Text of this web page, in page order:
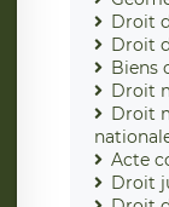
Droit
Droit
Biens
Droit
Droit
Acte
Droit